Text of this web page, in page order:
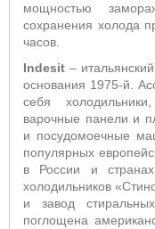
мощностью
сохранения холода
часов.
Indesit –
основания 1975-й.
себя
варочные панели и
и посудомоечные
популярных
в России и
холодильников
и завод
поглощена